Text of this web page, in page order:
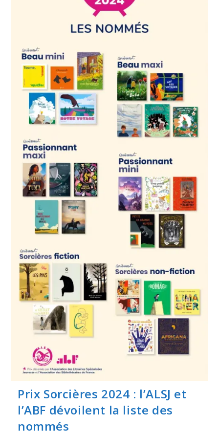
Prix Sorcières 2024 : l’ALSJ et
l’ABF dévoilent la liste des
nommés